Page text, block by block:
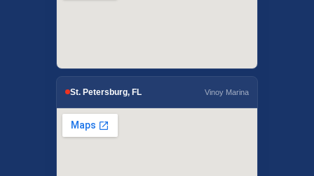
St. Petersburg, FL Vinoy Marina